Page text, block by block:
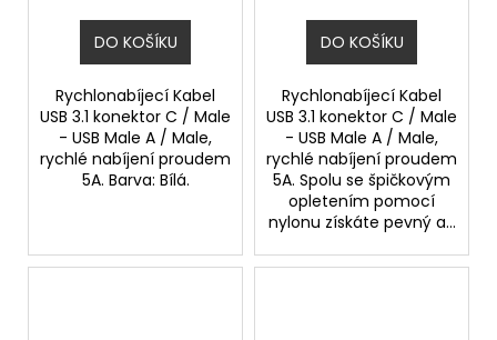
DO KOŠÍKU
Rychlonabíjecí Kabel
USB 3.1 konektor C / Male
- USB Male A / Male,
rychlé nabíjení proudem
5A. Barva: Bílá.
DO KOŠÍKU
Rychlonabíjecí Kabel
USB 3.1 konektor C / Male
- USB Male A / Male,
rychlé nabíjení proudem
5A. Spolu se špičkovým
opletením pomocí
nylonu získáte pevný a...